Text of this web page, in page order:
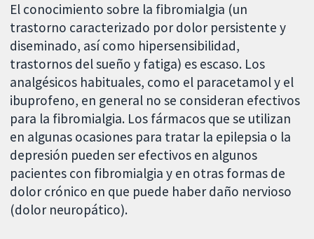
El conocimiento sobre la fibromialgia (un
trastorno caracterizado por dolor persistente y
diseminado, así como hipersensibilidad,
trastornos del sueño y fatiga) es escaso. Los
analgésicos habituales, como el paracetamol y el
ibuprofeno, en general no se consideran efectivos
para la fibromialgia. Los fármacos que se utilizan
en algunas ocasiones para tratar la epilepsia o la
depresión pueden ser efectivos en algunos
pacientes con fibromialgia y en otras formas de
dolor crónico en que puede haber daño nervioso
(dolor neuropático).